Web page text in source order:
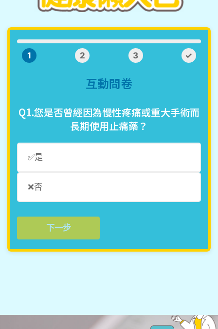
1 2 3 ✓
互動問卷
Q1.您是否曾經因為慢性疼痛或重大手術而
長期使用止痛藥？
✅是
❌否
下一步